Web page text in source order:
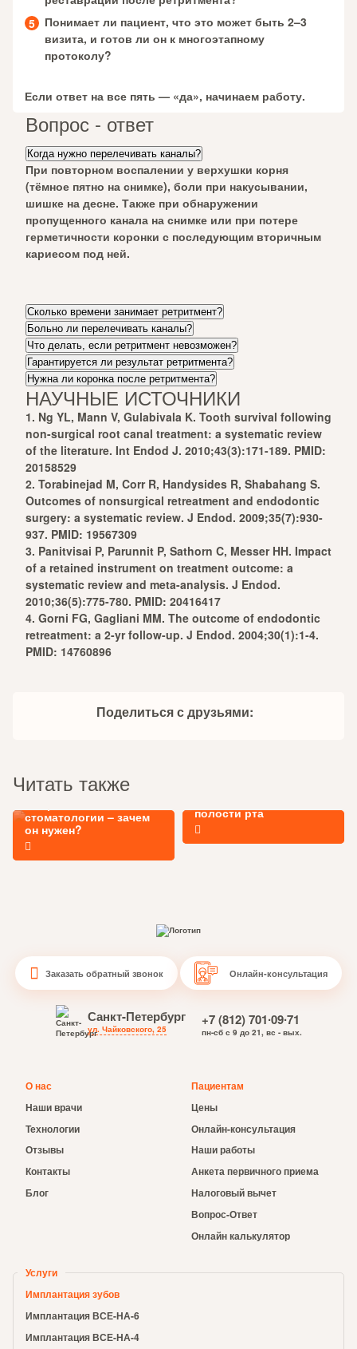
Понимает ли пациент, что это может быть 2–3
визита, и готов ли он к многоэтапному
протоколу?
Если ответ на все пять — «да», начинаем работу.
Вопрос - ответ
Когда нужно перелечивать каналы?
При повторном воспалении у верхушки корня
(тёмное пятно на снимке), боли при накусывании,
шишке на десне. Также при обнаружении
пропущенного канала на снимке или при потере
герметичности коронки с последующим вторичным
кариесом под ней.
Сколько времени занимает ретритмент?
Больно ли перелечивать каналы?
Что делать, если ретритмент невозможен?
Гарантируется ли результат ретритмента?
Нужна ли коронка после ретритмента?
НАУЧНЫЕ ИСТОЧНИКИ
1. Ng YL, Mann V, Gulabivala K. Tooth survival following
non-surgical root canal treatment: a systematic review
of the literature. Int Endod J. 2010;43(3):171-189. PMID:
20158529
2. Torabinejad M, Corr R, Handysides R, Shabahang S.
Outcomes of nonsurgical retreatment and endodontic
surgery: a systematic review. J Endod. 2009;35(7):930-
937. PMID: 19567309
3. Panitvisai P, Parunnit P, Sathorn C, Messer HH. Impact
of a retained instrument on treatment outcome: a
systematic review and meta-analysis. J Endod.
2010;36(5):775-780. PMID: 20416417
4. Gorni FG, Gagliani MM. The outcome of endodontic
retreatment: a 2-yr follow-up. J Endod. 2004;30(1):1-4.
PMID: 14760896
Поделиться с друзьями:
Читать также
стоматологии – зачем
он нужен?
полости рта
Санкт-Петербург
ул. Чайковского, 25
+7 (812) 701∙09∙71
пн-сб с 9 до 21, вс - вых.
Заказать обратный звонок Онлайн-консультация
О нас
Наши врачи
Технологии
Отзывы
Контакты
Блог
Пациентам
Цены
Онлайн-консультация
Наши работы
Анкета первичного приема
Налоговый вычет
Вопрос-Ответ
Онлайн калькулятор
Услуги
Имплантация зубов
Имплантация ВСЕ-НА-6
Имплантация ВСЕ-НА-4